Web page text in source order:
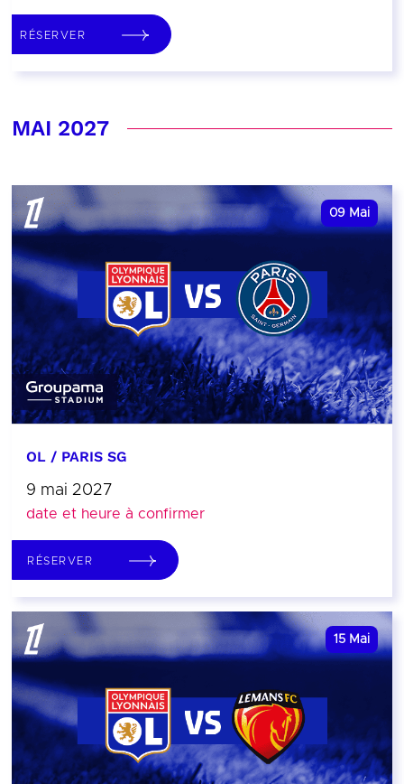
RÉSERVER
MAI 2027
09 Mai
OL / PARIS SG
9 mai 2027
date et heure à confirmer
RÉSERVER
15 Mai